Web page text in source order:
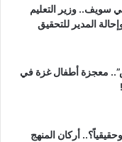
سويف.. وزير التعليم
المدير للتحقيق
معجزة أطفال غزة في
أركان المنهج